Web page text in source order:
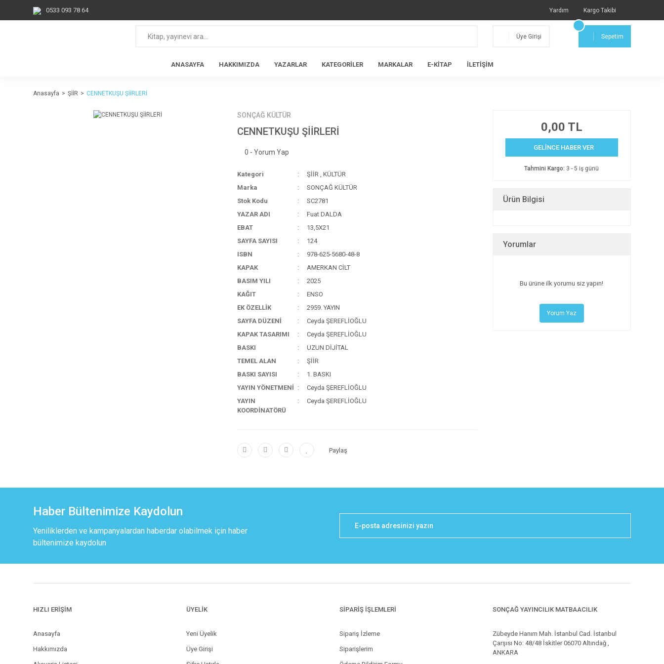
0533 093 78 64 Yardım Kargo Takibi
Üye Girişi Sepetim
ANASAYFA HAKKIMIZDA YAZARLAR KATEGORİLER MARKALAR E-KİTAP İLETİŞİM
Anasayfa ŞİİR CENNETKUŞU ŞİİRLERİ
SONÇAĞ KÜLTÜR
CENNETKUŞU ŞİİRLERİ
0 - Yorum Yap
Kategori ŞİİR , KÜLTÜR
Marka
SONÇAĞ KÜLTÜR
Stok Kodu
SC2781
YAZAR ADI
Fuat DALDA
EBAT
13,5X21
SAYFA SAYISI
124
ISBN
978-625-5680-48-8
KAPAK
AMERKAN CİLT
BASIM YILI
2025
KAĞIT
ENSO
EK ÖZELLİK
2959. YAYIN
SAYFA DÜZENİ
Ceyda ŞEREFLİOĞLU
KAPAK TASARIMI
Ceyda ŞEREFLİOĞLU
BASKI
UZUN DİJİTAL
TEMEL ALAN
ŞİİR
BASKI SAYISI
1. BASKI
YAYIN YÖNETMENİ
Ceyda ŞEREFLİOĞLU
YAYIN
KOORDİNATÖRÜ
Ceyda ŞEREFLİOĞLU
Paylaş
0,00 TL
GELİNCE HABER VER
Tahmini Kargo: 3 - 5 iş günü
Ürün Bilgisi
Yorumlar
Bu ürüne ilk yorumu siz yapın!
Yorum Yaz
Haber Bültenimize Kaydolun
Yeniliklerden ve kampanyalardan haberdar olabilmek için haber
bültenimize kaydolun
HIZLI ERİŞİM
Anasayfa
Hakkımızda
ÜYELİK
Yeni Üyelik
Üye Girişi
SİPARİŞ İŞLEMLERİ
Sipariş İzleme
Siparişlerim
SONÇAĞ YAYINCILIK MATBAACILIK
Zübeyde Hanım Mah. İstanbul Cad. İstanbul
Çarşısı No: 48/48 İskitler 06070 Altındağ ,
ANKARA